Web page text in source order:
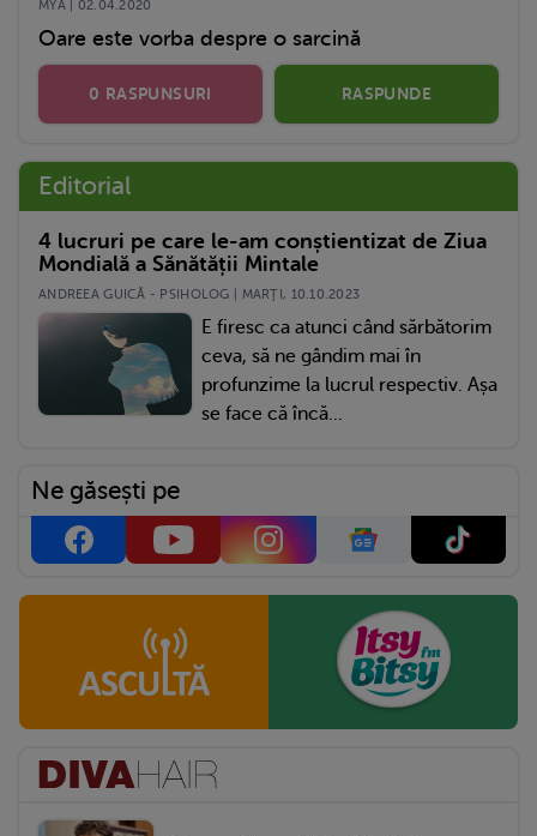
MYA | 02.04.2020
Oare este vorba despre o sarcină
0 RASPUNSURI RASPUNDE
Editorial
4 lucruri pe care le-am conștientizat de Ziua
Mondială a Sănătății Mintale
ANDREEA GUICĂ - PSIHOLOG | MARŢI, 10.10.2023
E firesc ca atunci când sărbătorim
ceva, să ne gândim mai în
profunzime la lucrul respectiv. Așa
se face că încă...
Ne găsești pe